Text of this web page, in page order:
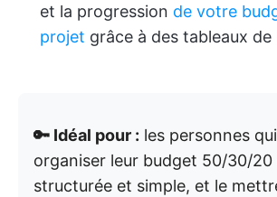
et la progression de votre
projet grâce à des tableaux de
🔑 Idéal pour : les personnes
organiser leur budget 50/30/20
structurée et simple, et le